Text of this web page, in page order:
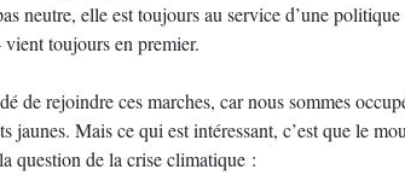
neutre, elle est toujours au service d’une
toujours en premier.
de rejoindre ces marches, car nous sommes
jaunes. Mais ce qui est intéressant, c’est que le
question de la crise climatique :